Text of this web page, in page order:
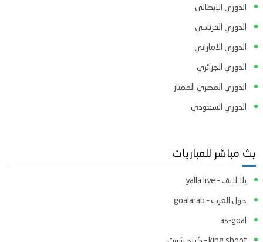
الدوري الإيطالي
الدوري الفرنسي
الدوري الاماراتي
الدوري الجزائري
الدوري المصري الممتاز
الدوري السعودي
بث مباشر للمباريات
يلا لايف – yalla live
جول العرب – goalarab
as-goal